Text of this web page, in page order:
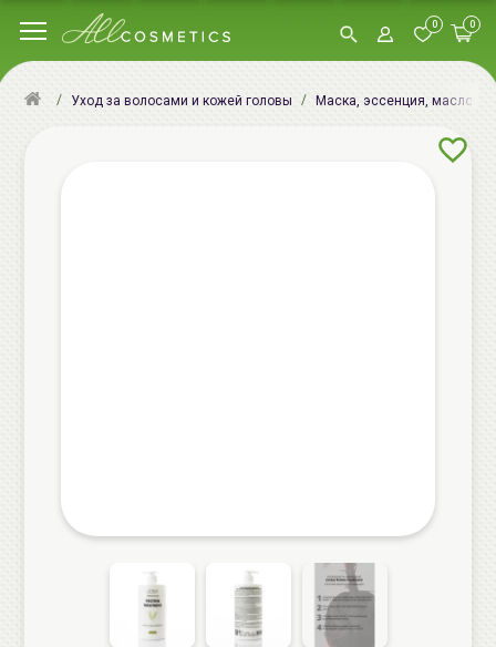
0 0
Уход за волосами и кожей головы Маска, эссенция, масло,